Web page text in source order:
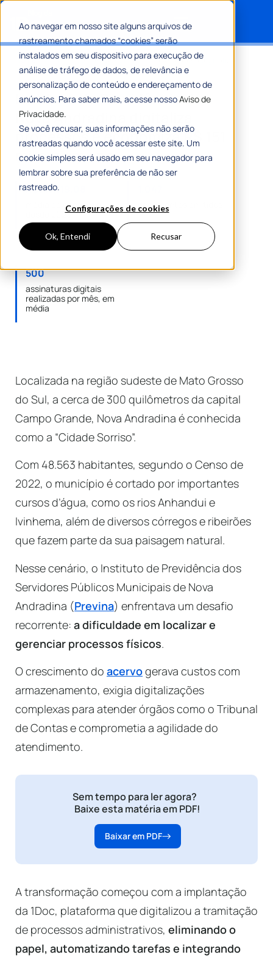
Ao navegar em nosso site alguns arquivos de
rastreamento chamados “cookies” serão
instalados em seu dispositivo para execução de
análise de tráfego de dados, de relevância e
personalização de conteúdo e endereçamento de
anúncios. Para saber mais, acesse nossoAviso de
Privacidade.
Se você recusar, suas informações não serão
rastreadas quando você acessar este site. Um
cookie simples será usado em seu navegador para
lembrar sobre sua preferência de não ser
rastreado.
Configurações de cookies
Ok, Entendi Recusar
Home»Instituto de Previdência de Nova Andradina digitaliza
processos e economiza R$ 151 mil em um ano
Instituto de Previdência de
Nova Andradina digitaliza
processos e economiza R$ 151
mil em um ano
R$315.119,08
média de economia
desde 2023
documentos emitidos
500
assinaturas digitais
realizadas por mês, em
média
Localizada na região sudeste de Mato Grosso
do Sul, a cerca de 300 quilômetros da capital
Campo Grande, Nova Andradina é conhecida
como a “Cidade Sorriso”.
Com 48.563 habitantes, segundo o Censo de
2022, o município é cortado por importantes
cursos d’água, como os rios Anhandui e
Ivinhema, além de diversos córregos e ribeirões
que fazem parte da sua paisagem natural.
Nesse cenário, o Instituto de Previdência dos
Servidores Públicos Municipais de Nova
Andradina (Previna) enfrentava um desafio
recorrente: a dificuldade em localizar e
gerenciar processos físicos.
O crescimento do acervogerava custos com
armazenamento, exigia digitalizações
complexas para atender órgãos como o Tribunal
de Contas e comprometia a agilidade do
atendimento.
Sem tempo para ler agora?
Baixe esta matéria em PDF!
Baixar em PDF
A transformação começou com a implantação
da 1Doc, plataforma que digitalizou a tramitação
de processos administrativos, eliminando o
papel, automatizando tarefas e integrando